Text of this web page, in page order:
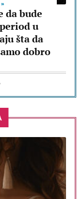
da bude
u
šta da
dobro